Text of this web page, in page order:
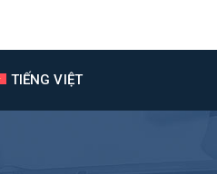
TIẾNG VIỆT